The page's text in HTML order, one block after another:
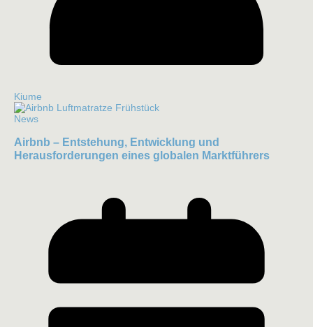
Kiume
News
Airbnb – Entstehung, Entwicklung und
Herausforderungen eines globalen Marktführers